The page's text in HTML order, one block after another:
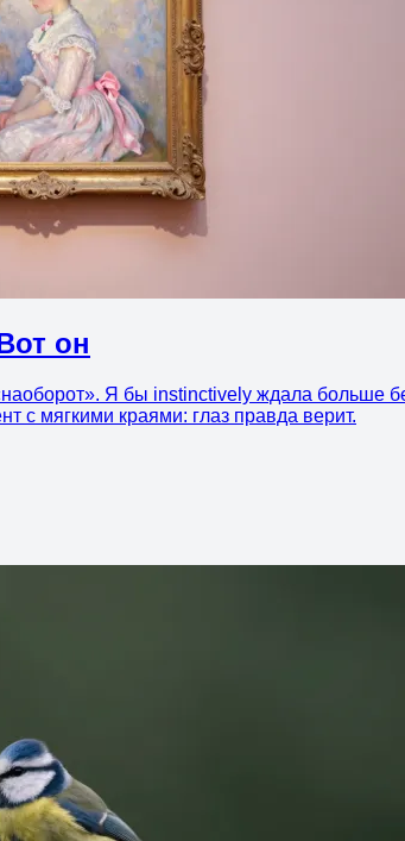
он
Я бы instinctively ждала больше
с мягкими краями: глаз правда верит.